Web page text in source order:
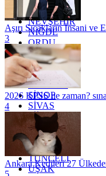
MUŞ
NEVŞEHİR
NİĞDE
ORDU
OSMANİYE
RİZE
SAKARYA
SAMSUN
SİNOP
SİVAS
SİİRT
TEKİRDAĞ
TOKAT
TRABZON
TUNCELİ
UŞAK
Aşırı Sıcakların İnsani
3
2026 KPSS ne zaman?
4
Ankara Kedileri 27
5